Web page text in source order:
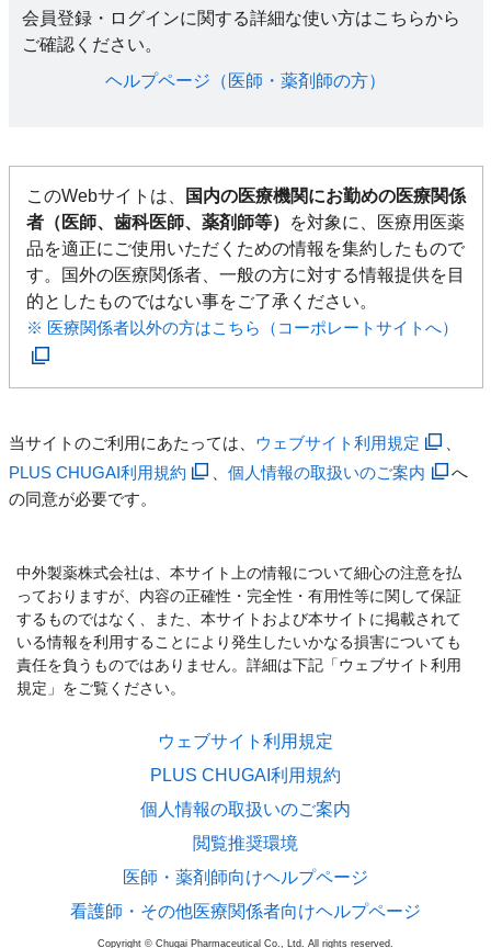
会員登録・ログインに関する詳細な使い方はこちらから
ご確認ください。​
ヘルプページ（医師・薬剤師の方）​
このWebサイトは、
国内の医療機関にお勤めの医療関係
者（医師、歯科医師、薬剤師等）
を対象に、医療用医薬
品を適正にご使用いただくための情報を集約したもので
す。国外の医療関係者、一般の方に対する情報提供を目
的としたものではない事をご了承ください。
※ 医療関係者以外の方はこちら（コーポレートサイトへ）
当サイトのご利用にあたっては、 ウェブサイト利用規定
PLUS CHUGAI利用規約
、個人情報の取扱いのご案内
へ
の同意が必要です。
中外製薬株式会社は、本サイト上の情報について細心の注意を払
っておりますが、内容の正確性・完全性・有用性等に関して保証
するものではなく、また、本サイトおよび本サイトに掲載されて
いる情報を利用することにより発生したいかなる損害についても
責任を負うものではありません。詳細は下記「ウェブサイト利用
規定」をご覧ください。
ウェブサイト利用規定
PLUS CHUGAI利用規約
個人情報の取扱いのご案内
閲覧推奨環境
医師・薬剤師向けヘルプページ
看護師・その他医療関係者向けヘルプページ
Copyright © Chugai Pharmaceutical Co., Ltd. All rights reserved.